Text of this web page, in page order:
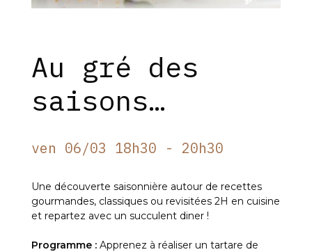
Au gré des
saisons…
ven 06/03 18h30 - 20h30
Une découverte saisonnière autour de recettes
gourmandes, classiques ou revisitées 2H en cuisine
et repartez avec un succulent diner !
Programme : Apprenez à réaliser un tartare de